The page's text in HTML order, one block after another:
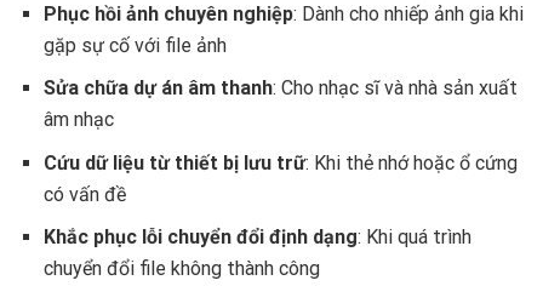
Phục hồi ảnh chuyên nghiệp: Dành cho nhiếp ảnh gia khi
gặp sự cố với file ảnh
Sửa chữa dự án âm thanh: Cho nhạc sĩ và nhà sản xuất
âm nhạc
Cứu dữ liệu từ thiết bị lưu trữ: Khi thẻ nhớ hoặc ổ cứng
có vấn đề
Khắc phục lỗi chuyển đổi định dạng: Khi quá trình
chuyển đổi file không thành công